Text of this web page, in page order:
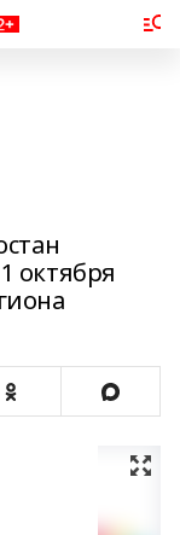
октября